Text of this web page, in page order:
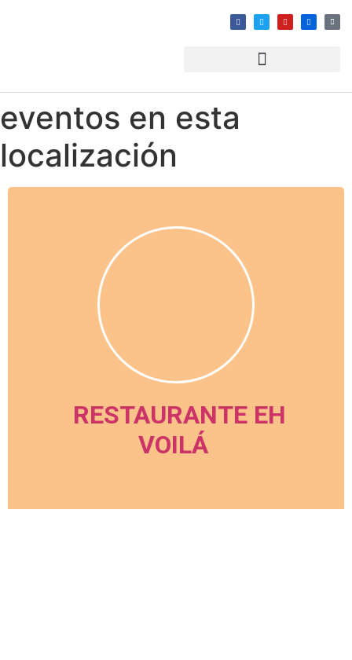
eventos en esta
localización
RESTAURANTE EH
VOILÁ